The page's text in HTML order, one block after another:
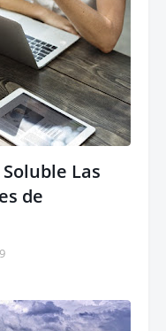
Las
de